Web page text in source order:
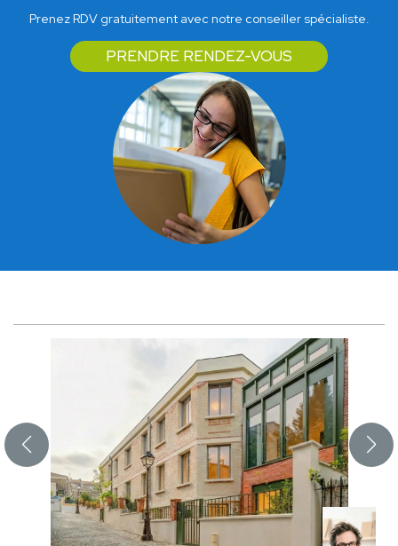
Prenez RDV gratuitement avec notre conseiller spécialiste.
PRENDRE RENDEZ-VOUS